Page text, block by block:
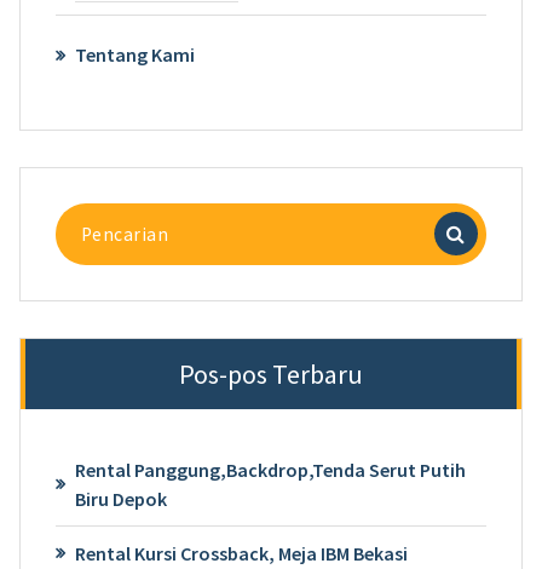
Tentang Kami
Pencarian
untuk:
Pos-pos Terbaru
Rental Panggung,Backdrop,Tenda Serut Putih
Biru Depok
Rental Kursi Crossback, Meja IBM Bekasi